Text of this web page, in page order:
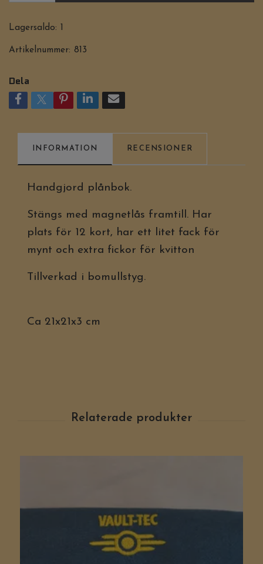
Lagersaldo:
Artikelnummer: 813
Dela
INFORMATION RECENSIONER
Handgjord plånbok.
Stängs med magnetlås framtill. Har
plats för 12 kort, har ett litet fack för
mynt och extra fickor för kvitton
Tillverkad i bomullstyg.
Ca 21x21x3 cm